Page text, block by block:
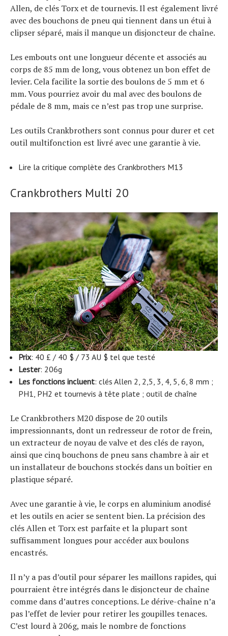
Allen, de clés Torx et de tournevis. Il est également livré
avec des bouchons de pneu qui tiennent dans un étui à
clipser séparé, mais il manque un disjoncteur de chaîne.
Les embouts ont une longueur décente et associés au
corps de 85 mm de long, vous obtenez un bon effet de
levier. Cela facilite la sortie des boulons de 5 mm et 6
mm. Vous pourriez avoir du mal avec des boulons de
pédale de 8 mm, mais ce n’est pas trop une surprise.
Les outils Crankbrothers sont connus pour durer et cet
outil multifonction est livré avec une garantie à vie.
Lire la critique complète des Crankbrothers M13
Crankbrothers Multi 20
Prix: 40 £ / 40 $ / 73 AU $ tel que testé
Lester: 206g
Les fonctions incluent: clés Allen 2, 2,5, 3, 4, 5, 6, 8 mm ;
PH1, PH2 et tournevis à tête plate ; outil de chaîne
Le Crankbrothers M20 dispose de 20 outils
impressionnants, dont un redresseur de rotor de frein,
un extracteur de noyau de valve et des clés de rayon,
ainsi que cinq bouchons de pneu sans chambre à air et
un installateur de bouchons stockés dans un boîtier en
plastique séparé.
Avec une garantie à vie, le corps en aluminium anodisé
et les outils en acier se sentent bien. La précision des
clés Allen et Torx est parfaite et la plupart sont
suffisamment longues pour accéder aux boulons
encastrés.
Il n’y a pas d’outil pour séparer les maillons rapides, qui
pourraient être intégrés dans le disjoncteur de chaîne
comme dans d’autres conceptions. Le dérive-chaîne n’a
pas l’effet de levier pour retirer les goupilles tenaces.
C’est lourd à 206g, mais le nombre de fonctions